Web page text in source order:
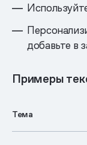
добавьте в
Примеры
Тема